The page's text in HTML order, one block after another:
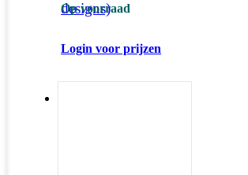
designs)
Op voorraad
Login voor prijzen